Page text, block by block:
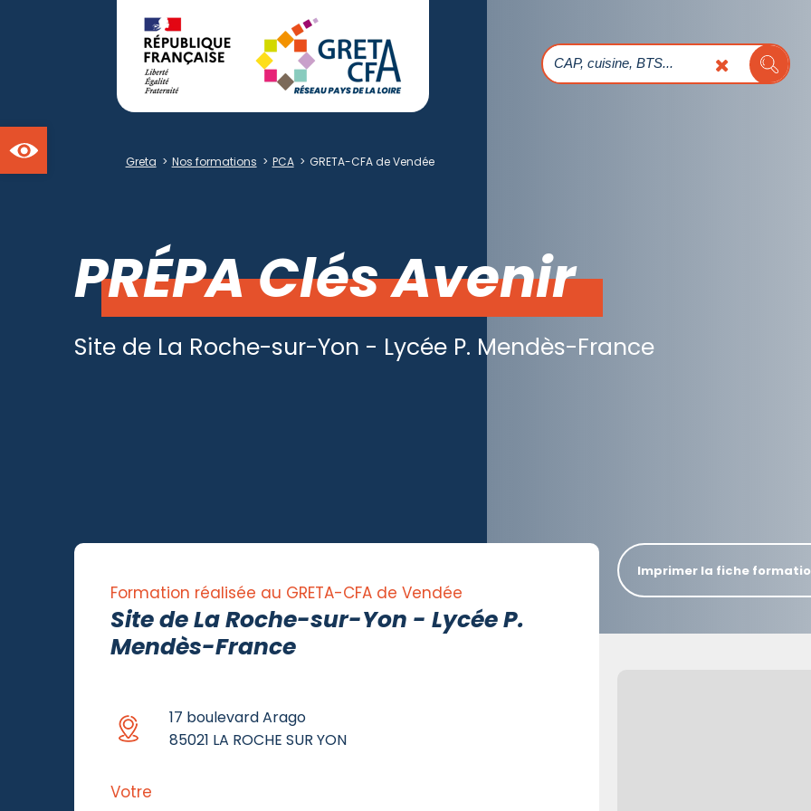
Greta > Nos formations > PCA > GRETA-CFA de Vendée
PRÉPA Clés Avenir
Site de La Roche-sur-Yon - Lycée P. Mendès-France
Formation réalisée au GRETA-CFA de Vendée
Site de La Roche-sur-Yon - Lycée P.
Mendès-France
17 boulevard Arago
85021 LA ROCHE SUR YON
Votre
Imprimer la fiche
Ouvrir la barre d'outils